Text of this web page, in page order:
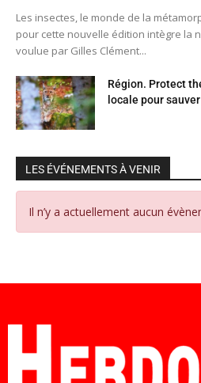
Les insectes, le monde de la
pour cette nouvelle édition intègre la
voulue par Gilles Clément...
Région. Protect
locale pour
LES ÉVÉNEMENTS À VENIR
Il n’y a actuellement aucun